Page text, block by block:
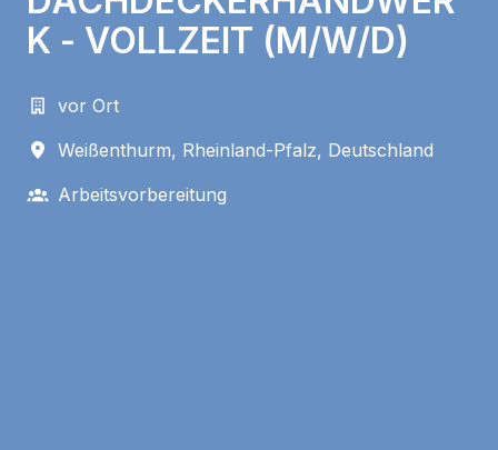
K - VOLLZEIT (M/W/D)
vor Ort
Weißenthurm, Rheinland-Pfalz, Deutschland
Arbeitsvorbereitung